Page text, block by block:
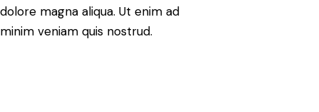
dolore magna aliqua. Ut enim ad
minim veniam quis nostrud.